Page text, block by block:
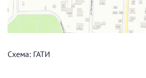
Схема: ГАТИ